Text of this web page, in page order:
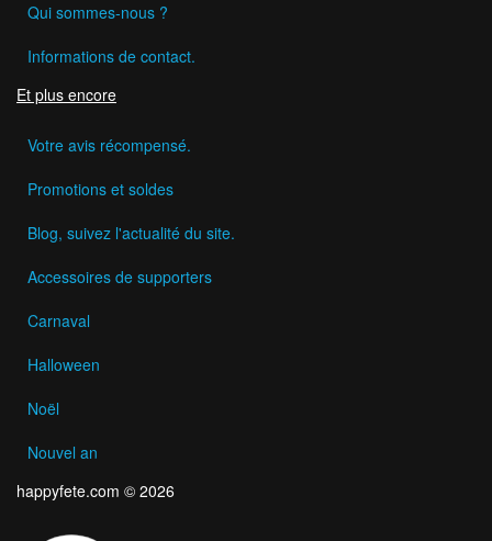
Qui sommes-nous ?
Informations de contact.
Et plus encore
Votre avis récompensé.
Promotions et soldes
Blog, suivez l'actualité du site.
Accessoires de supporters
Carnaval
Halloween
Noël
Nouvel an
happyfete.com © 2026